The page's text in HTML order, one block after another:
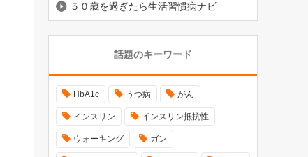
５０歳を過ぎたら生活習慣病ナビ
話題のキーワード
HbA1c うつ病 がん
インスリン インスリン抵抗性
ウォーキング ガン